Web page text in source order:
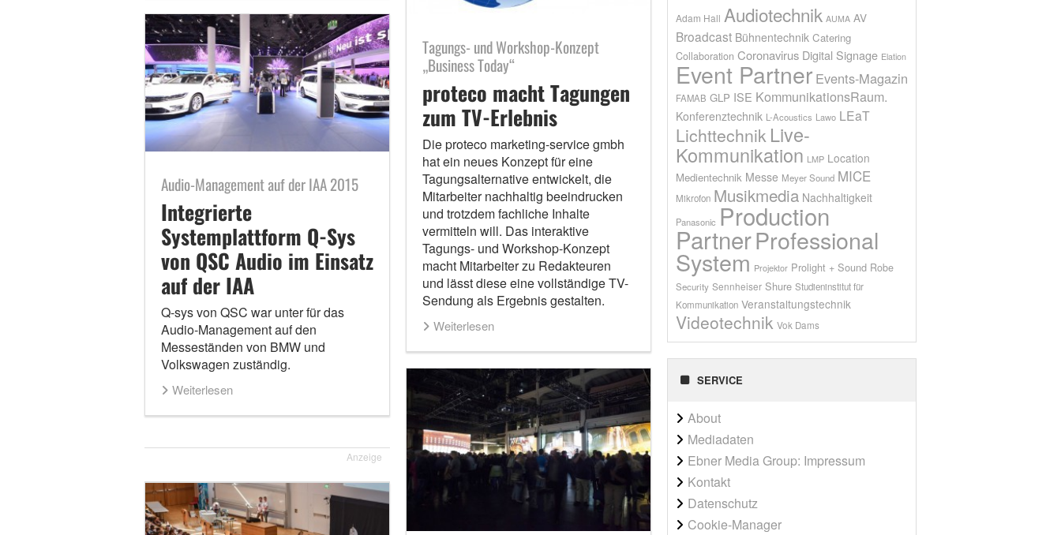
Audio-Management auf der IAA 2015
Integrierte
Systemplattform Q-Sys
von QSC Audio im Einsatz
auf der IAA
Q-sys von QSC war unter für das
Audio-Management auf den
Messeständen von BMW und
Volkswagen zuständig.
Weiterlesen
Anzeige
Tagungs- und Workshop-Konzept
„Business Today“
proteco macht Tagungen
zum TV-Erlebnis
Die proteco marketing-service gmbh
hat ein neues Konzept für eine
Tagungsalternative entwickelt, die
Mitarbeiter nachhaltig beeindrucken
und trotzdem fachliche Inhalte
vermitteln will. Das interaktive
Tagungs- und Workshop-Konzept
macht Mitarbeiter zu Redakteuren
und lässt diese eine vollständige TV-
Sendung als Ergebnis gestalten.
Weiterlesen
Adam Hall Audiotechnik AUMA AV
Broadcast Bühnentechnik Catering
Collaboration Coronavirus Digital Signage Elation
Event Partner Events-Magazin
FAMAB GLP ISE KommunikationsRaum.
Konferenztechnik L-Acoustics Lawo LEaT
Lichttechnik Live-
Kommunikation LMP Location
Medientechnik Messe Meyer Sound MICE
Mikrofon Musikmedia Nachhaltigkeit
Panasonic Production
PartnerProfessional
System Projektor Prolight + Sound Robe
Security Sennheiser Shure Studieninstitut für
Kommunikation Veranstaltungstechnik
Videotechnik Vok Dams
SERVICE
About
Mediadaten
Ebner Media Group: Impressum
Kontakt
Datenschutz
Cookie-Manager